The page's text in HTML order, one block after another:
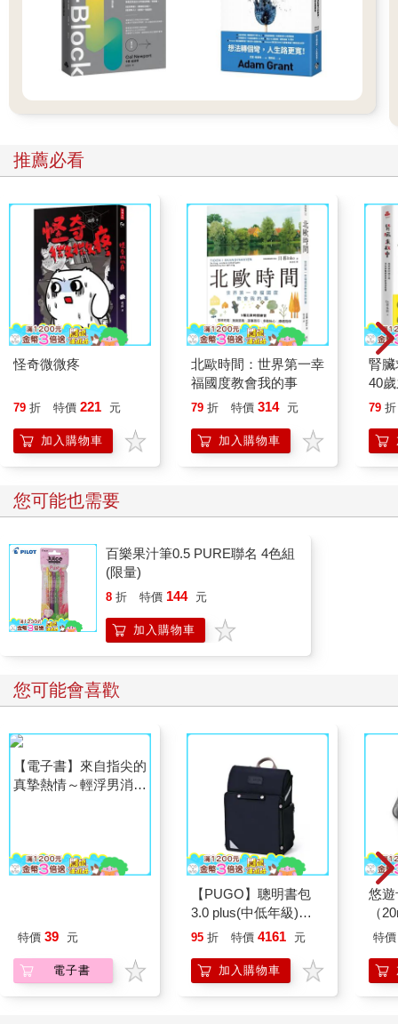
推薦必看
怪奇微微疼
79 折 特價 221 元
加入購物車
北歐時間：世界第一幸
福國度教會我的事
79 折 特價 314 元
加入購物車
腎
40
就
79 折
您可能也需要
百樂果汁筆0.5 PURE聯名 4色組
(限量)
8 折 特價 144 元
加入購物車
您可能會喜歡
員帶著熱烈眼神擁抱我
特價 39 元
電子書
【PUGO】聰明書包
3.0 plus(中低年級)酷
黑 全新進化玩美上市
95 折 特價 4161 元
加入購物車
悠
（
特價